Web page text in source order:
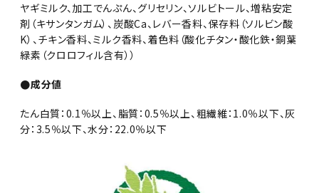
ヤギミルク、加工でんぷん、グリセリン、ソルビトール、増粘安定
剤（キサンタンガム）、炭酸Ca、レバー香料、保存料（ソルビン酸
K）、チキン香料、ミルク香料、着色料（酸化チタン・酸化鉄・銅葉
緑素（クロロフィル含有））
●成分値
たん白質：0.1％以上、脂質：0.5％以上、粗繊維：1.0％以下、灰
分：3.5％以下、水分：22.0％以下